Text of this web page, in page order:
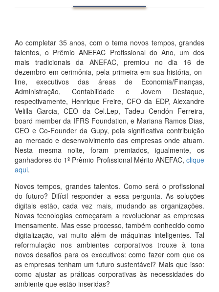
Ao completar 35 anos, com o tema novos tempos, grandes
talentos, o Prêmio ANEFAC Profissional do Ano, um dos
mais tradicionais da ANEFAC, premiou no dia 16 de
dezembro em cerimônia, pela primeira em sua história, on-
line, executivos das áreas de Economia/Finanças,
Administração, Contabilidade e Jovem Destaque,
respectivamente, Henrique Freire, CFO da EDP, Alexandre
Velilla Garcia, CEO da Cel.Lep, Tadeu Cendón Ferreira,
board member da IFRS Foundation, e Mariana Ramos Dias,
CEO e Co-Founder da Gupy, pela significativa contribuição
ao mercado e desenvolvimento das empresas onde atuam.
Nesta mesma noite, foram premiados, igualmente, os
ganhadores do 1º Prêmio Profissional Mérito ANEFAC, clique
aqui.
Novos tempos, grandes talentos. Como será o profissional
do futuro? Difícil responder a essa pergunta. As soluções
digitais estão, cada vez mais, mudando as organizações.
Novas tecnologias começaram a revolucionar as empresas
imensamente. Mas esse processo, também conhecido como
digitalização, vai muito além de máquinas inteligentes. Tal
reformulação nos ambientes corporativos trouxe à tona
novos desafios para os executivos: como fazer com que os
as empresas tenham um futuro sustentável? Mais que isso:
como ajustar as práticas corporativas às necessidades do
ambiente que estão inseridas?